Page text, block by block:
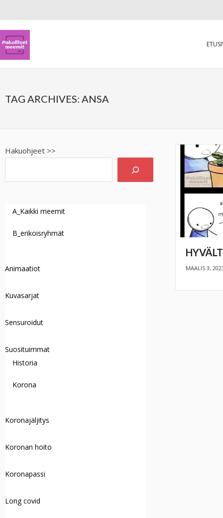
TAG ARCHIVES: ANSA
MAALIS 3,
Hakuohjeet >>
A_Kaikki meemit
B_erikoisryhmät
Animaatiot
Kuvasarjat
Sensuroidut
Suosituimmat
Historia
Korona
Koronajäljitys
Koronan hoito
Koronapassi
Long covid